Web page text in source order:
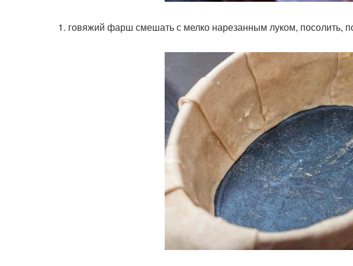
1. говяжий фарш смешать с мелко нарезанным луком, посолить,